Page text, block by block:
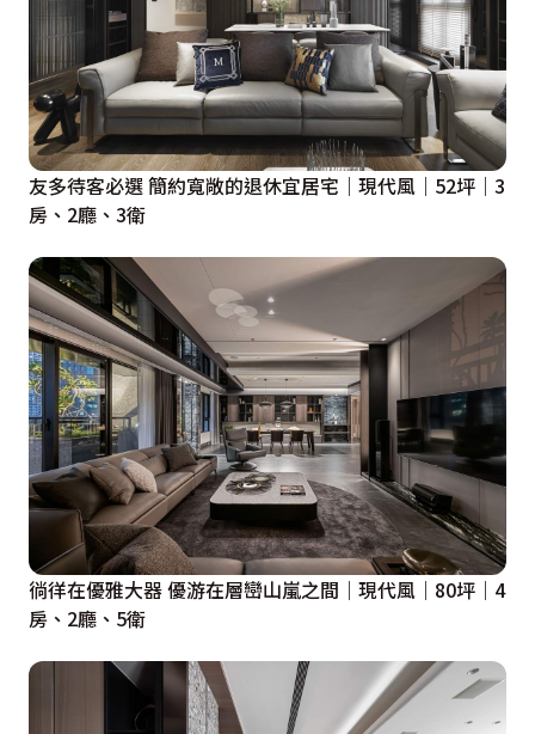
友多待客必選 簡約寬敞的退休宜居宅｜現代風｜52坪｜3
房、2廳、3衛
徜徉在優雅大器 優游在層巒山嵐之間｜現代風｜80坪｜4
房、2廳、5衛